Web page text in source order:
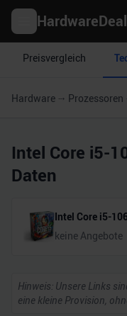
Preisvergleich
Hardware Prozessoren
Intel Core i5-
Daten
Intel Core i5-
keine Angebote
Hinweis: Unsere Links
eine kleine Provision,